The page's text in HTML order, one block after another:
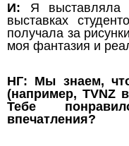
И: Я выставляла
выставках
получала за
моя фантазия и
НГ: Мы знаем,
(например, TVNZ
Тебе
впечатления?